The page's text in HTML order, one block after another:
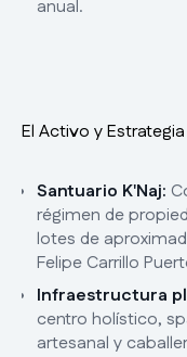
anual.
El Activo y
Santuario K'Naj:
régimen de
lotes de
Felipe Carrillo
Infraestructura
centro holístico,
artesanal y